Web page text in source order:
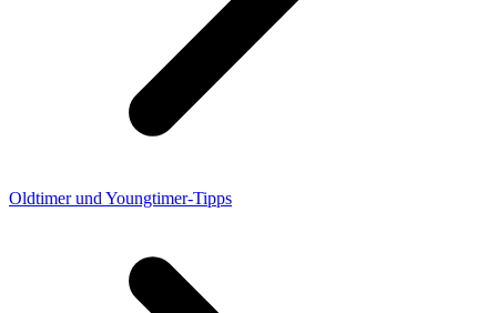
Oldtimer und Youngtimer-Tipps